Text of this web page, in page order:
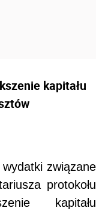
kapitału
związane
protokołu
kapitału